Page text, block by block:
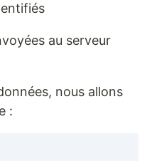
au serveur
nous allons
: